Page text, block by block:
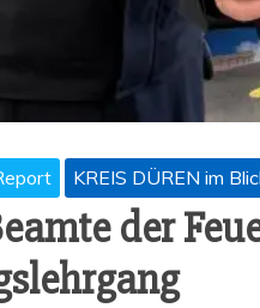
KREIS DÜREN im
der